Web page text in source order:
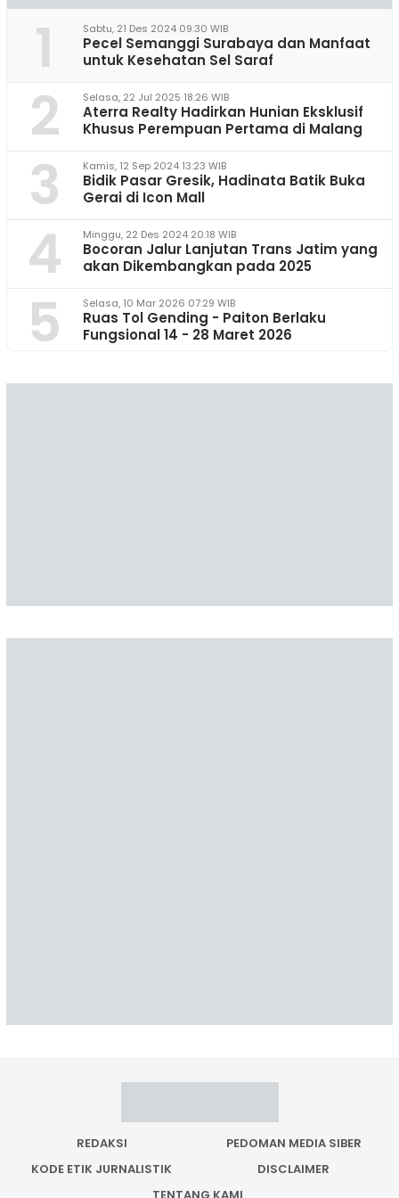
1 Sabtu, 21 Des 2024 09:30 WIB
Pecel Semanggi Surabaya dan Manfaat
untuk Kesehatan Sel Saraf
2 Selasa, 22 Jul 2025 18:26 WIB
Aterra Realty Hadirkan Hunian Eksklusif
Khusus Perempuan Pertama di Malang
3 Kamis, 12 Sep 2024 13:23 WIB
Bidik Pasar Gresik, Hadinata Batik Buka
Gerai di Icon Mall
4 Minggu, 22 Des 2024 20:18 WIB
Bocoran Jalur Lanjutan Trans Jatim yang
akan Dikembangkan pada 2025
5 Selasa, 10 Mar 2026 07:29 WIB
Ruas Tol Gending - Paiton Berlaku
Fungsional 14 - 28 Maret 2026
REDAKSI
PEDOMAN MEDIA SIBER
KODE ETIK JURNALISTIK
DISCLAIMER